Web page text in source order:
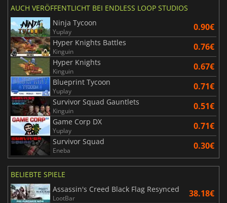
AUCH VERÖFFENTLICHT BEI ENDLESS LOOP STUDIOS
Ninja Tycoon
Yuplay 0.90€
Hyper Knights Battles
Kinguin 0.76€
Hyper Knights
Kinguin 0.67€
Blueprint Tycoon
Yuplay 0.71€
Survivor Squad Gauntlets
Kinguin 0.51€
Game Corp DX
Yuplay 0.71€
Survivor Squad
Eneba 0.30€
BELIEBTE SPIELE
Assassin's Creed Black Flag Resynced
LootBar 38.18€